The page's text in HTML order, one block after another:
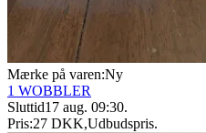
Mærke på varen:Ny
1 WOBBLER
Sluttid17 aug. 09:30.
Pris:27 DKK,Udbudspris.